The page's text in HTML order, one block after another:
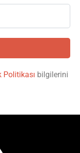
Politikası bilgilerini